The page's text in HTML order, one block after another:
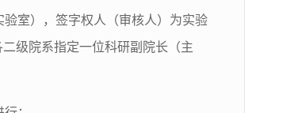
室），签字权人（审核人）为实验
级院系指定一位科研副院长（主